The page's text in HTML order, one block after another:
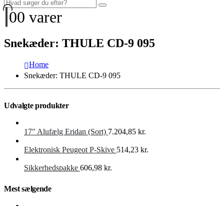
00 varer
Snekæder: THULE CD-9 095
Home
Snekæder: THULE CD-9 095
Udvalgte produkter
17″ Alufælg Eridan (Sort) 7.204,85 kr.
Elektronisk Peugeot P-Skive 514,23 kr.
Sikkerhedspakke 606,98 kr.
Mest sælgende